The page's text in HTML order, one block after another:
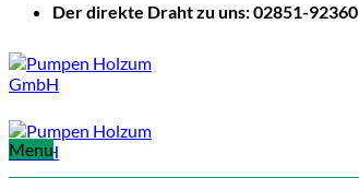
Der direkte Draht zu uns: 02851-92360
Menu